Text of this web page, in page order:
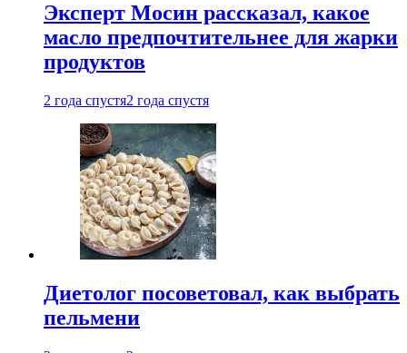
Эксперт Мосин рассказал, какое
масло предпочтительнее для жарки
продуктов
2 года спустя2 года спустя
Диетолог посоветовал, как выбрать
пельмени